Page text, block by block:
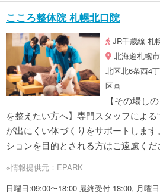
こころ整体院 札幌北口院
JR千歳線 札
北海道札幌
北区北6条西4
区画
【その場し
を整えたい方へ】専門スタッフによる
が出にくい体づくりをサポートしま
ションを目的とされる方はご遠慮くだ
※情報提供元：EPARK
日曜日:09:00〜18:00 最終受付 18:00, 月曜